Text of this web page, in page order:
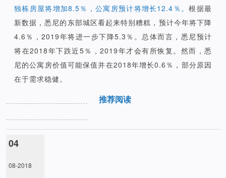
独栋房屋将增加8.5％，公寓房预计将增长12.4％。根据最
新数据，悉尼的东部城区看起来特别糟糕，预计今年将下降
4.6％，2019年将进一步下降5.3％。总体而言，悉尼预计
将在2018年下跌近5％，2019年才会有所恢复。然而，悉
尼的公寓房价值可能保值并在2018年增长0.6％，部分原因
在于需求稳健。
推荐阅读
04
08-2018